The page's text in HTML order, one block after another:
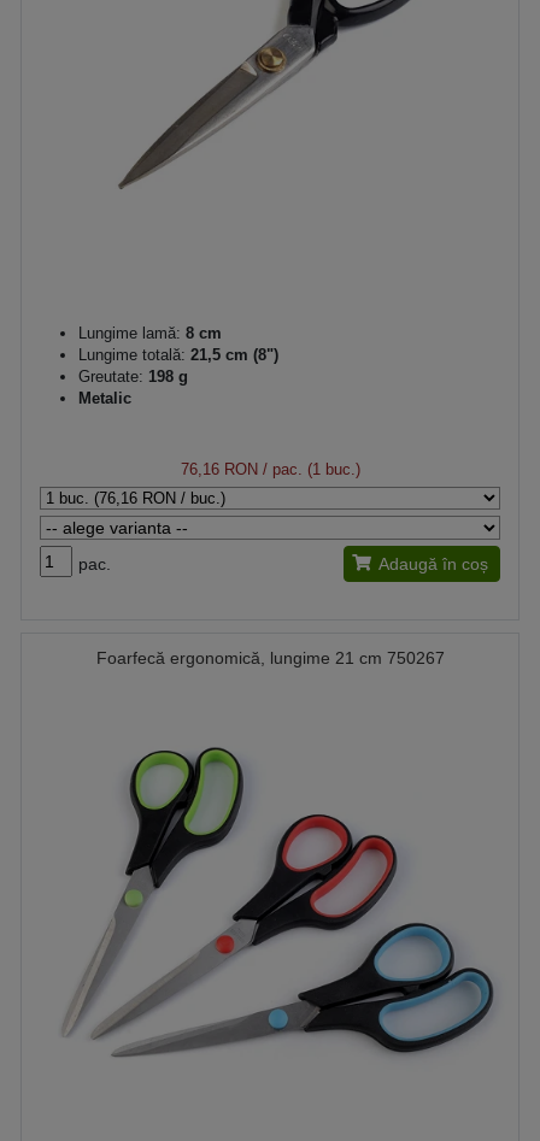
Lungime lamă: 8 cm
Lungime totală: 21,5 cm (8")
Greutate: 198 g
Metalic
76,16 RON/ pac. (1 buc.)
pac. Adaugă în coș
Foarfecă ergonomică, lungime 21 cm 750267